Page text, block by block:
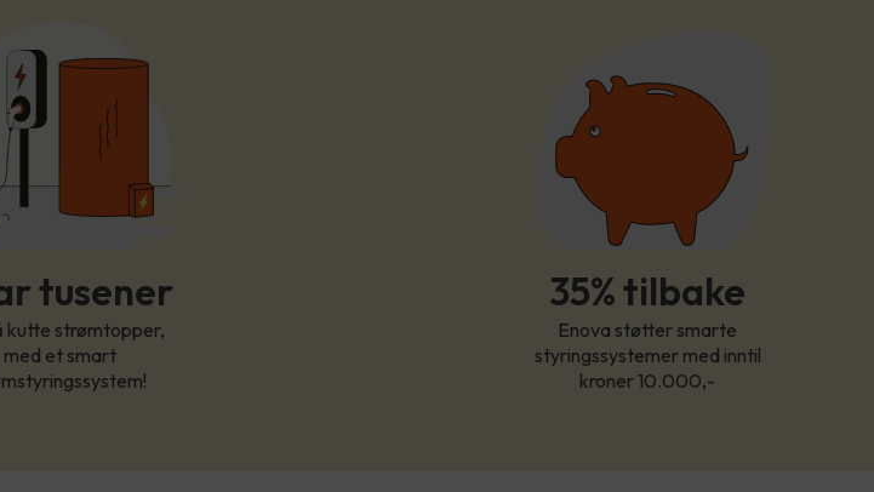
tusener
kutte strømtopper,
med et smart
35% tilbake
Enova støtter smarte
styringssystemer med inntil
kroner 10.000,-